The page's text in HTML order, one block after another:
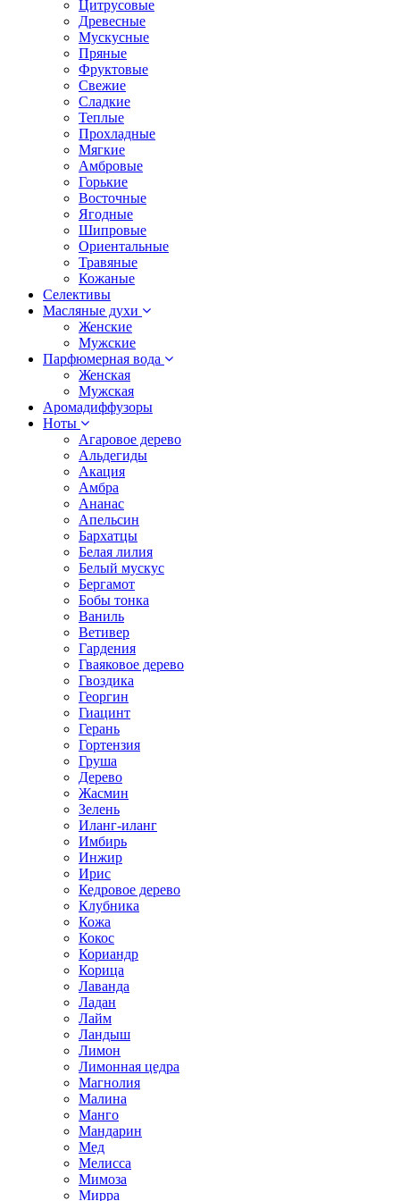
Цитрусовые
Древесные
Мускусные
Пряные
Фруктовые
Свежие
Сладкие
Теплые
Прохладные
Мягкие
Амбровые
Горькие
Восточные
Ягодные
Шипровые
Ориентальные
Травяные
Кожаные
Селективы
Масляные духи
Женские
Мужские
Парфюмерная вода
Женская
Мужская
Аромадиффузоры
Ноты
Агаровое дерево
Альдегиды
Акация
Амбра
Ананас
Апельсин
Бархатцы
Белая лилия
Белый мускус
Бергамот
Бобы тонка
Ваниль
Ветивер
Гардения
Гваяковое дерево
Гвоздика
Георгин
Гиацинт
Герань
Гортензия
Груша
Дерево
Жасмин
Зелень
Иланг-иланг
Имбирь
Инжир
Ирис
Кедровое дерево
Клубника
Кожа
Кокос
Кориандр
Корица
Лаванда
Ладан
Лайм
Ландыш
Лимон
Лимонная цедра
Магнолия
Малина
Манго
Мандарин
Мед
Мелисса
Мимоза
Мирра